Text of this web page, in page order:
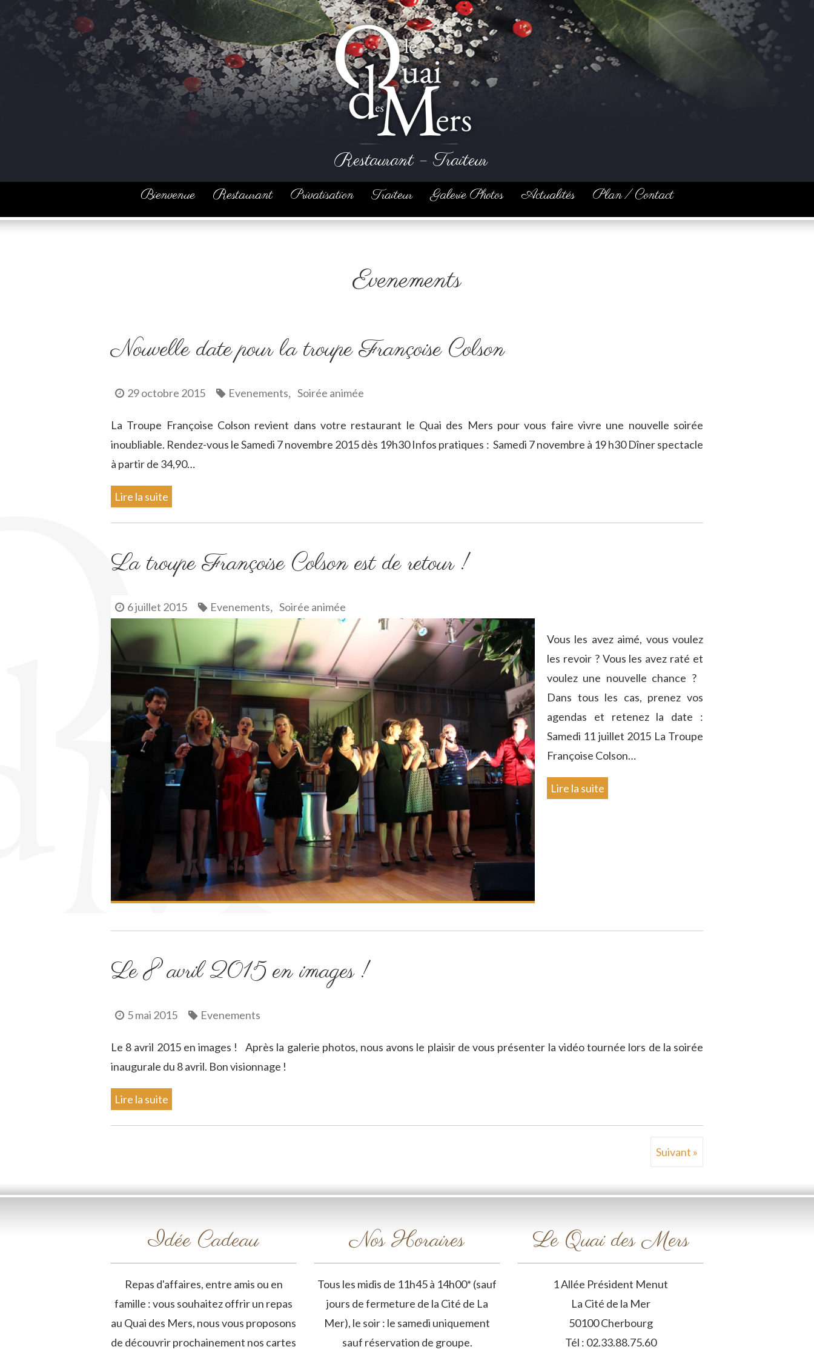
Restaurant – Traiteur
Bienvenue Restaurant Privatisation Traiteur Galerie Photos Actualités Plan / Contact
Evenements
Nouvelle date pour la troupe Françoise Colson
29 octobre 2015 Evenements, Soirée animée
La Troupe Françoise Colson revient dans votre restaurant le Quai des Mers pour vous faire vivre une nouvelle soirée
inoubliable. Rendez-vous le Samedi 7 novembre 2015 dès 19h30 Infos pratiques : Samedi 7 novembre à 19 h30 Dîner spectacle
à partir de 34,90…
Lire la suite
La troupe Françoise Colson est de retour !
6 juillet 2015 Evenements, Soirée animée
Vous les avez aimé, vous voulez
les revoir ? Vous les avez raté et
voulez une nouvelle chance ?
Dans tous les cas, prenez vos
agendas et retenez la date :
Samedi 11 juillet 2015 La Troupe
Françoise Colson…
Lire la suite
Le 8 avril 2015 en images !
5 mai 2015 Evenements
Le 8 avril 2015 en images ! Après la galerie photos, nous avons le plaisir de vous présenter la vidéo tournée lors de la soirée
inaugurale du 8 avril. Bon visionnage !
Lire la suite
Suivant »
Idée Cadeau
Repas d'affaires, entre amis ou en
famille : vous souhaitez offrir un repas
au Quai des Mers, nous vous proposons
de découvrir prochainement nos cartes
Nos Horaires
Tous les midis de 11h45 à 14h00* (sauf
jours de fermeture de la Cité de La
Mer), le soir : le samedi uniquement
sauf réservation de groupe.
Le Quai des Mers
1 Allée Président Menut
La Cité de la Mer
50100 Cherbourg
Tél : 02.33.88.75.60
Panneau de gestion des cookies